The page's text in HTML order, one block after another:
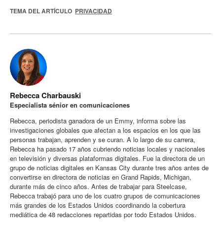
TEMA DEL ARTÍCULO PRIVACIDAD
Rebecca Charbauski
Especialista sénior en comunicaciones
Rebecca, periodista ganadora de un Emmy, informa sobre las
investigaciones globales que afectan a los espacios en los que las
personas trabajan, aprenden y se curan. A lo largo de su carrera,
Rebecca ha pasado 17 años cubriendo noticias locales y nacionales
en televisión y diversas plataformas digitales. Fue la directora de un
grupo de noticias digitales en Kansas City durante tres años antes de
convertirse en directora de noticias en Grand Rapids, Michigan,
durante más de cinco años. Antes de trabajar para Steelcase,
Rebecca trabajó para uno de los cuatro grupos de comunicaciones
más grandes de los Estados Unidos coordinando la cobertura
mediática de 48 redacciones repartidas por todo Estados Unidos.